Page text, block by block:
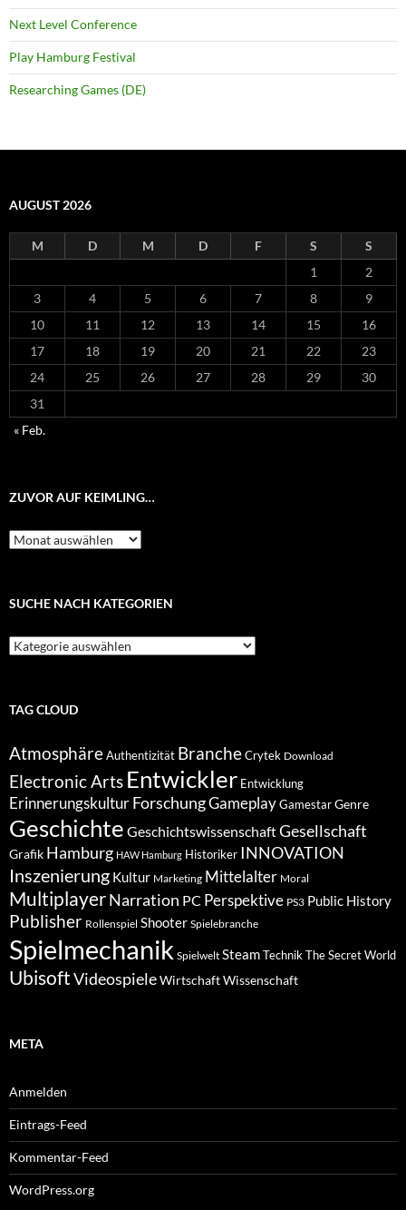
Next Level Conference
Play Hamburg Festival
Researching Games (DE)
AUGUST 2026
M D M D F S
S
1
2
3
4 5 6 7 8
9
10
11 12 13 14 15
16
17
18 19 20 21 22
23
24
25 26 27 28 29
30
31
« Feb.
ZUVOR AUF KEIMLING…
Zuvor
auf
SUCHE NACH KATEGORIEN
Suche
nach
TAG CLOUD
Atmosphäre Authentizität Branche Crytek Download
Electronic Arts Entwickler Entwicklung
Erinnerungskultur ForschungGameplay Gamestar Genre
Geschichte GeschichtswissenschaftGesellschaft
Grafik Hamburg HAW Hamburg Historiker INNOVATION
Inszenierung Kultur Marketing Mittelalter Moral
MultiplayerNarration PC Perspektive PS3 Public History
Publisher Rollenspiel Shooter Spielebranche
Spielmechanik Spielwelt Steam Technik The Secret World
UbisoftVideospieleWirtschaftWissenschaft
META
Anmelden
Eintrags-Feed
Kommentar-Feed
WordPress.org